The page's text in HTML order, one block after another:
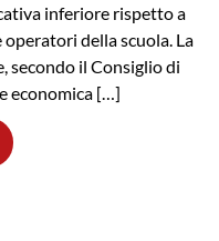
inferiore rispetto a
della scuola. La
secondo il Consiglio di
economica […]